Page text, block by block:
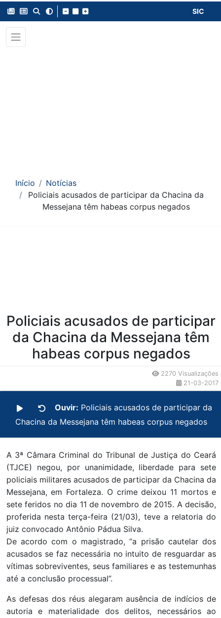
SIC
Início
Notícias
Policiais acusados de participar da Chacina da
Messejana têm habeas corpus negados
Policiais acusados de participar
da Chacina da Messejana têm
habeas corpus negados
2270 Visualizações
21-03-2017
Ouvir: Policiais acusados de participar da
Chacina da Messejana têm habeas corpus negados
A 3ª Câmara Criminal do Tribunal de Justiça do Ceará
(TJCE) negou, por unanimidade, liberdade para sete
policiais militares acusados de participar da Chacina da
Messejana, em Fortaleza. O crime deixou 11 mortos e
sete feridos no dia 11 de novembro de 2015. A decisão,
proferida nesta terça-feira (21/03), teve a relatoria do
juiz convocado Antônio Pádua Silva.
De acordo com o magistrado, “a prisão cautelar dos
acusados se faz necessária no intuito de resguardar as
vítimas sobreviventes, seus familiares e as testemunhas
até a conclusão processual”.
As defesas dos réus alegaram ausência de indícios de
autoria e materialidade dos delitos, necessários ao